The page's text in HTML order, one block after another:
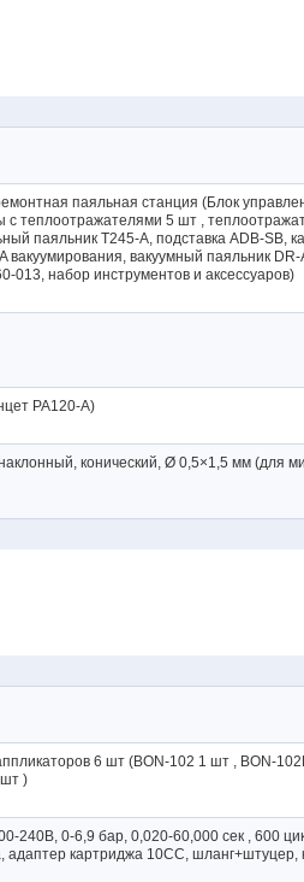
паяльная станция (Блок
с теплоотражателями 5 шт ,
паяльник T245-A, подставка ADB-SB,
вакуумирования, вакуумный паяльник
013, набор инструментов и аксессуаров)
PA120-A)
конический, Ø 0,5×1,5 мм (для
6 шт (BON-102 1 шт , BON-
)
240В, 0-6,9 бар, 0,020-60,000 сек , 600
адаптер картриджа 10СС, шланг+штуцер,